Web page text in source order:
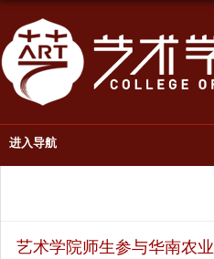
进入导航
艺术学院师生参与华南农